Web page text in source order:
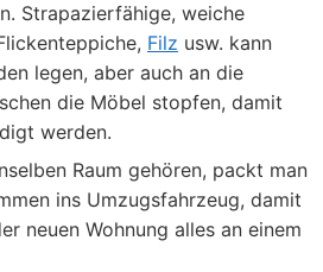
Strapazierfähige, weiche
Filz usw. kann
legen, aber auch an die
die Möbel stopfen, damit
werden.
Raum gehören, packt man
ins Umzugsfahrzeug, damit
neuen Wohnung alles an einem